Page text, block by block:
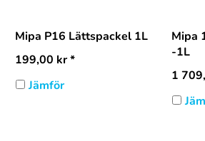
Mipa P16 Lättspackel 1L
199,00 kr*
Jämför
Mipa
-1L
1